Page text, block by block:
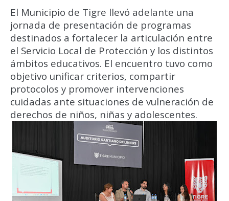
El Municipio de Tigre llevó adelante una
jornada de presentación de programas
destinados a fortalecer la articulación entre
el Servicio Local de Protección y los distintos
ámbitos educativos. El encuentro tuvo como
objetivo unificar criterios, compartir
protocolos y promover intervenciones
cuidadas ante situaciones de vulneración de
derechos de niños, niñas y adolescentes.